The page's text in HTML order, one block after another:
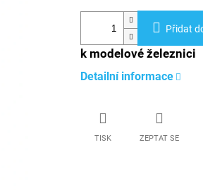
Přidat
k modelové železnici
Detailní informace
TISK ZEPTAT SE